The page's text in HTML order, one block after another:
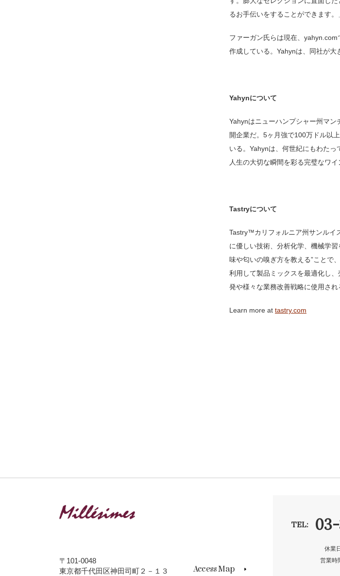
るお手伝いをすることができます。
ファーガン氏らは現在、
作成している。Yahynは、同社が大
Yahynについて
Yahynはニューハンプシャー州マ
開企業だ。5ヶ月強で100万ドル以
いる。Yahynは、何世紀にもわた
人生の大切な瞬間を彩る完璧なワ
Tastryについて
Tastry™カリフォルニア州サンルイ
に優しい技術、分析化学、機械学
味や匂いの嗅ぎ方を教える”ことで
利用して製品ミックスを最適化し
発や様々な業務改善戦略に使用され
Learn more at tastry.com
TEL:
休業
営業時
〒101-0048
東京都千代田区神田司町２－１３
Access Map